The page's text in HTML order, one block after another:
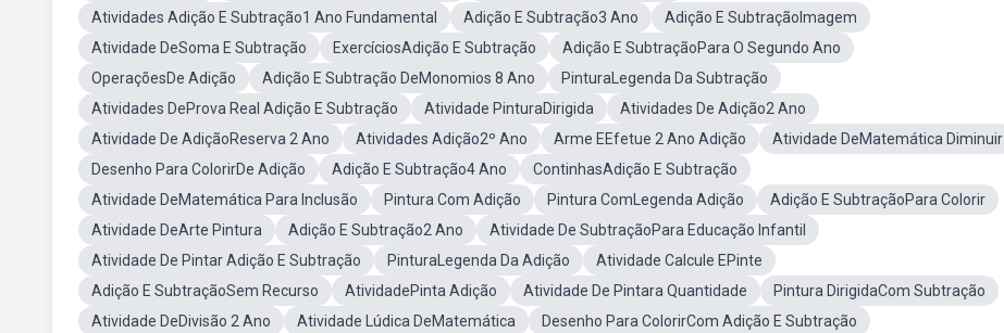
Atividades Adição E Subtração1 Ano Fundamental
Adição E Subtração3 Ano
Adição E SubtraçãoImagem
Atividade DeSoma E Subtração
ExercíciosAdição E Subtração
Adição E SubtraçãoPara O Segundo Ano
OperaçõesDe Adição
Adição E Subtração DeMonomios 8 Ano
PinturaLegenda Da Subtração
Atividades DeProva Real Adição E Subtração
Atividade PinturaDirigida
Atividades De Adição2 Ano
Atividade De AdiçãoReserva 2 Ano
Atividades Adição2º Ano Arme EEfetue 2 Ano Adição
Atividade DeMatemática Diminuir
Desenho Para ColorirDe Adição
Adição E Subtração4 Ano
ContinhasAdição E Subtração
Atividade DeMatemática Para Inclusão
Pintura Com Adição Pintura ComLegenda Adição
Adição E SubtraçãoPara Colorir
Atividade DeArte Pintura
Adição E Subtração2 Ano
Atividade De SubtraçãoPara Educação Infantil
Atividade De Pintar Adição E Subtração
PinturaLegenda Da Adição
Atividade Calcule EPinte
Adição E SubtraçãoSem Recurso
AtividadePinta Adição Atividade De Pintara Quantidade
Pintura DirigidaCom Subtração
Atividade DeDivisão 2 Ano
Atividade Lúdica DeMatemática
Desenho Para ColorirCom Adição E Subtração